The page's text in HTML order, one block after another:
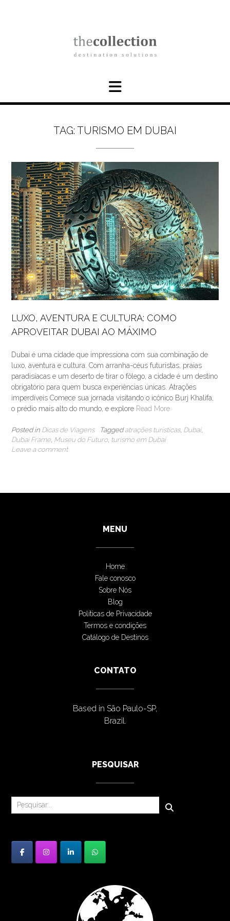
TAG: TURISMO EM DUBAI
LUXO, AVENTURA E CULTURA: COMO
APROVEITAR DUBAI AO MÁXIMO
Dubai é uma cidade que impressiona com sua combinação de
luxo, aventura e cultura. Com arranha-céus futuristas, praias
paradisíacas e um deserto de tirar o fôlego, a cidade é um destino
obrigatório para quem busca experiências únicas. Atrações
imperdíveis Comece sua jornada visitando o icônico Burj Khalifa,
o prédio mais alto do mundo, e explore Read More
Posted in Dicas de Viagens Taggedatrações turísticas, Dubai,
Dubai Frame, Museu do Futuro, turismo em Dubai
Leave a comment
MENU
Home
Fale conosco
Sobre Nós
Blog
Políticas de Privacidade
Termos e condições
Catálogo de Destinos
CONTATO
Based in São Paulo-SP,
Brazil.
PESQUISAR